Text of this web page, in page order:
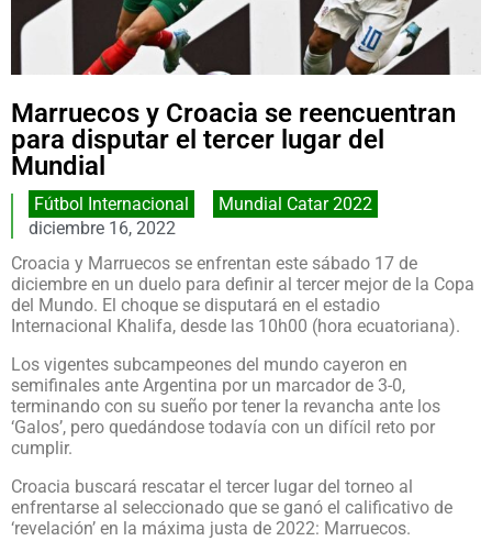
Marruecos y Croacia se reencuentran
para disputar el tercer lugar del
Mundial
Fútbol Internacional
Mundial Catar 2022
diciembre 16, 2022
Croacia y Marruecos se enfrentan este sábado 17 de
diciembre en un duelo para definir al tercer mejor de la Copa
del Mundo. El choque se disputará en el estadio
Internacional Khalifa, desde las 10h00 (hora ecuatoriana).
Los vigentes subcampeones del mundo cayeron en
semifinales ante Argentina por un marcador de 3-0,
terminando con su sueño por tener la revancha ante los
‘Galos’, pero quedándose todavía con un difícil reto por
cumplir.
Croacia buscará rescatar el tercer lugar del torneo al
enfrentarse al seleccionado que se ganó el calificativo de
‘revelación’ en la máxima justa de 2022: Marruecos.